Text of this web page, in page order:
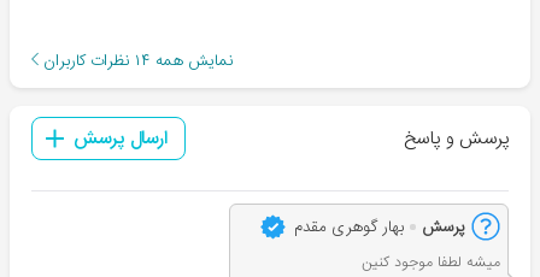
نمایش همه ۱۴ نظرات کاربران
پرسش و پاسخ ارسال پرسش
پرسش بهار گوهری مقدم
میشه لطفا موجود کنین